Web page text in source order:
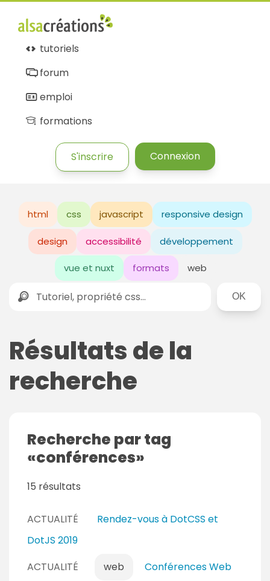
tutoriels
forum
emploi
formations
S'inscrire Connexion
html css javascript responsive design
design accessibilité développement
vue et nuxt formats web
Rechercher
Résultats de la
recherche
Recherche par tag
conférences
15 résultats
ACTUALITÉ
Rendez-vous à DotCSS et
DotJS 2019
ACTUALITÉ
web
Conférences Web